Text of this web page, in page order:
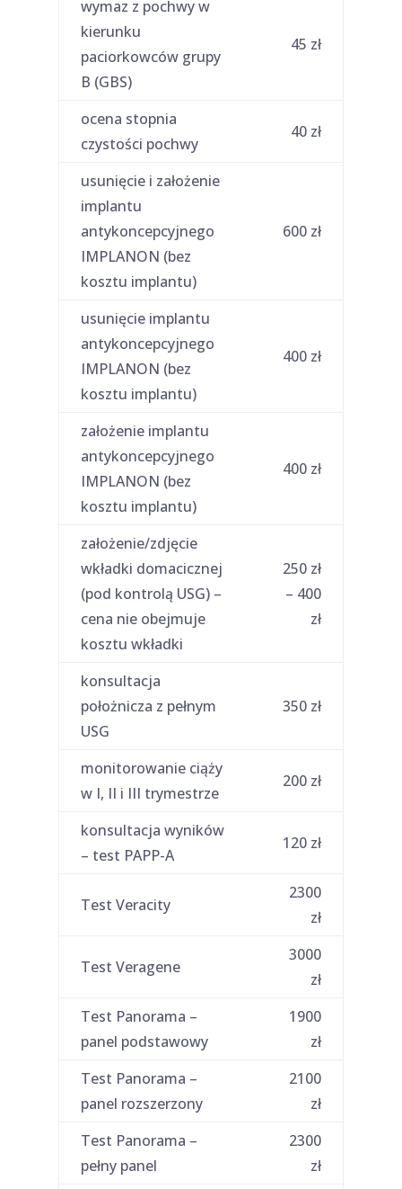
wymaz z pochwy w
kierunku
paciorkowców grupy
B (GBS)
45 zł
ocena stopnia
czystości pochwy
40 zł
usunięcie i założenie
implantu
antykoncepcyjnego
IMPLANON (bez
kosztu implantu)
600 zł
usunięcie implantu
antykoncepcyjnego
IMPLANON (bez
kosztu implantu)
400 zł
założenie implantu
antykoncepcyjnego
IMPLANON (bez
kosztu implantu)
400 zł
założenie/zdjęcie
wkładki domacicznej
(pod kontrolą USG) –
cena nie obejmuje
kosztu wkładki
250 zł
– 400
zł
konsultacja
położnicza z pełnym
USG
350 zł
monitorowanie ciąży
w I, II i III trymestrze
200 zł
konsultacja wyników
– test PAPP-A
120 zł
Test Veracity
2300
zł
Test Veragene
3000
zł
Test Panorama –
panel podstawowy
1900
zł
Test Panorama –
panel rozszerzony
2100
zł
Test Panorama –
pełny panel
2300
zł